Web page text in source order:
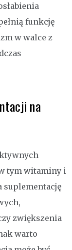
funkcję
w walce z
na
tym witaminy i
suplementację
zwiększenia
warto